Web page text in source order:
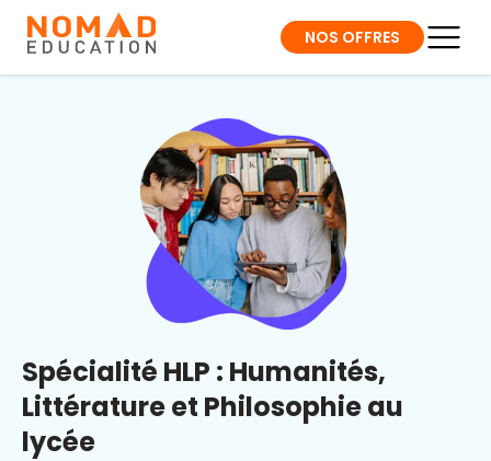
NOS OFFRES
Spécialité HLP : Humanités,
Littérature et Philosophie au
lycée